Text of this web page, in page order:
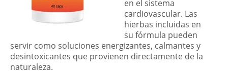
en el sistema
cardiovascular. Las
hierbas incluidas en
su fórmula pueden
servir como soluciones energizantes, calmantes y
desintoxicantes que provienen directamente de la
naturaleza.